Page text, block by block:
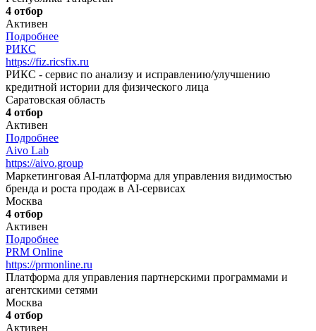
4 отбор
Активен
Подробнее
РИКС
https://fiz.ricsfix.ru
РИКС - сервис по анализу и исправлению/улучшению
кредитной истории для физического лица
Саратовская область
4 отбор
Активен
Подробнее
Aivo Lab
https://aivo.group
Маркетинговая AI-платформа для управления видимостью
бренда и роста продаж в AI-сервисах
Москва
4 отбор
Активен
Подробнее
PRM Online
https://prmonline.ru
Платформа для управления партнерскими программами и
агентскими сетями
Москва
4 отбор
Активен